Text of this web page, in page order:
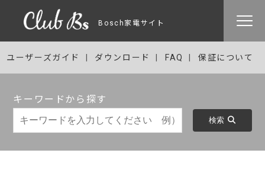
Bosch家電サイト
ユーザーズガイド ダウンロード FAQ 保証について
キーワードから探す
検索